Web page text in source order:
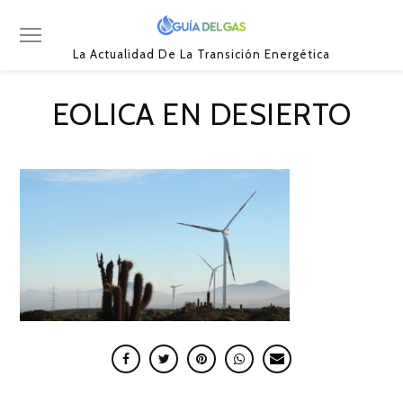
La Actualidad De La Transición Energética
EOLICA EN DESIERTO